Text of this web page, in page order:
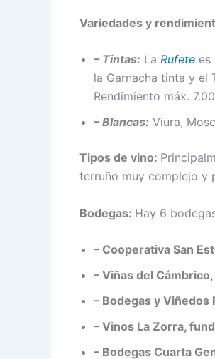
Variedades y
– Tintas: La Rufete es
la Garnacha tinta y el
Rendimiento máx.
– Blancas: Viura,
Tipos de vino:
terruño muy complejo y
Bodegas: Hay 6
– Cooperativa San
– Viñas del
– Bodegas y Viñedos
– Vinos La Zorra,
– Bodegas Cuarta